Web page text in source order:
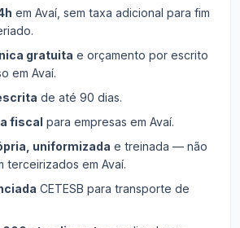
em Avaí, sem taxa adicional para fim
gratuita e orçamento por escrito
em Avaí.
de até 90 dias.
fiscal para empresas em Avaí.
uniformizada e treinada — não
terceirizados em Avaí.
CETESB para transporte de